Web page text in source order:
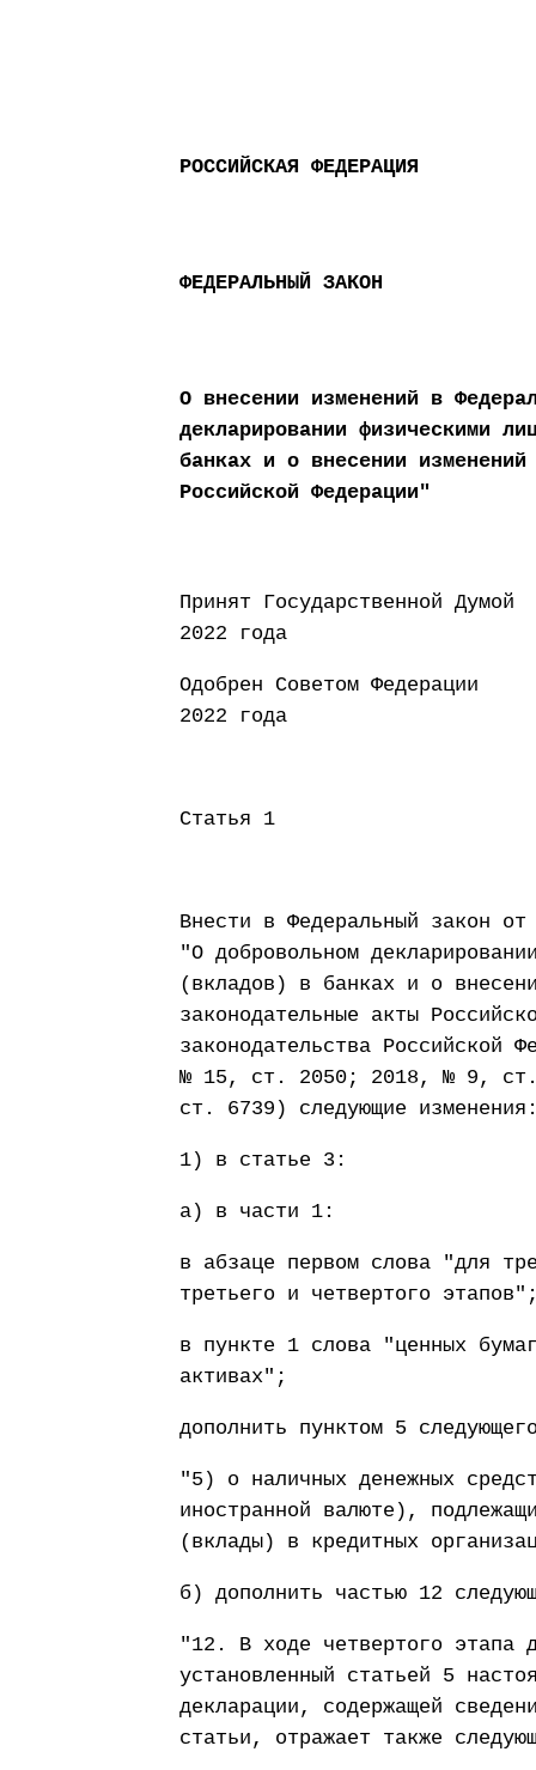
РОССИЙСКАЯ ФЕДЕРАЦИЯ
ФЕДЕРАЛЬНЫЙ ЗАКОН
О внесении изменений в
декларировании физическими
банках и о внесении
Российской Федерации"
Принят
2022 года
Одобрен
2022 года
Статья 1
Внести в Федеральный закон
"О добровольном
(вкладов) в банках и о
законодательные акты
законодательства
№ 15, ст. 2050; 2018, № 9,
ст. 6739) следующие
1) в статье 3:
а) в части 1:
в абзаце первом слова "для
третьего и четвертого
в пункте 1 слова "ценных
активах";
дополнить пунктом 5
"5) о наличных денежных
иностранной валюте),
(вклады) в кредитных
б) дополнить частью 12
"12. В ходе четвертого этапа
установленный статьей 5
декларации, содержащей
статьи, отражает также